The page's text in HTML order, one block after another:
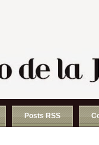
Posts RSS